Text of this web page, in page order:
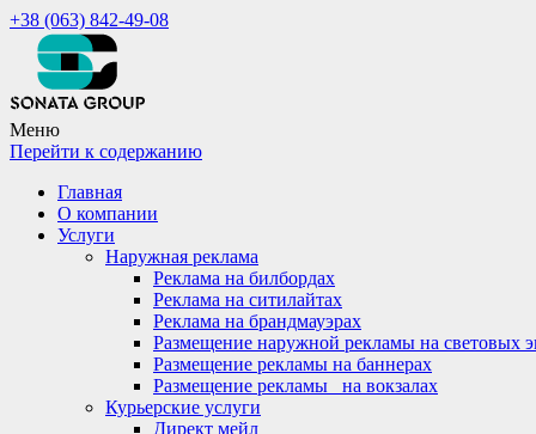
+38 (063) 842-49-08
Меню
Перейти к содержанию
Главная
О компании
Услуги
Наружная реклама
Реклама на билбордах
Реклама на ситилайтах
Реклама на брандмауэрах
Размещение наружной рекламы на световых
Размещение рекламы на баннерах
Размещение рекламы_ на вокзалах
Курьерские услуги
Директ мейл